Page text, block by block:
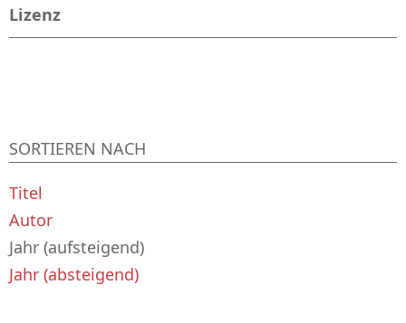
Lizenz
SORTIEREN NACH
Titel
Autor
Jahr (aufsteigend)
Jahr (absteigend)